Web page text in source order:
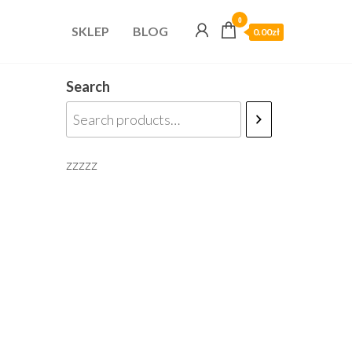
SKLEP BLOG
0
0.00zł
Search
zzzzz